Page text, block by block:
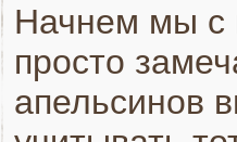
Начнем мы с
просто
апельсинов